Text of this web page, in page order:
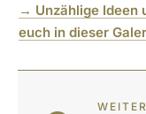
→ Unzählige Ideen
euch in dieser